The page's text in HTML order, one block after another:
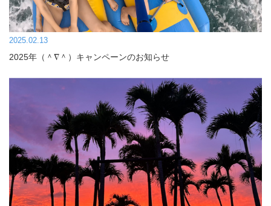
2025.02.13
2025年（＾∇＾）キャンペーンのお知らせ